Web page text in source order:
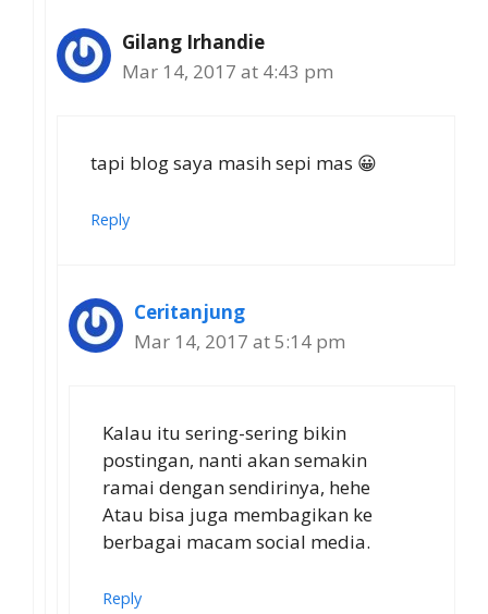
Gilang Irhandie
Mar 14, 2017 at 4:43 pm
tapi blog saya masih sepi mas 😀
Reply
Ceritanjung
Mar 14, 2017 at 5:14 pm
Kalau itu sering-sering bikin
postingan, nanti akan semakin
ramai dengan sendirinya, hehe
Atau bisa juga membagikan ke
berbagai macam social media.
Reply